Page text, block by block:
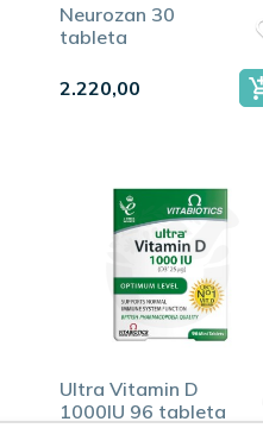
Neurozan 30
tableta
2.220,00
Ultra Vitamin D
1000IU 96 tableta